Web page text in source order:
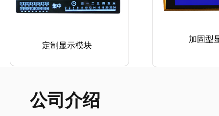
公司介绍
定制显示模块
加固型